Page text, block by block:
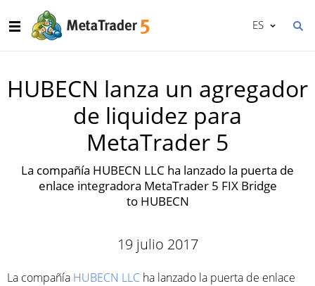
ES
HUBECN lanza un agregador
de liquidez para
MetaTrader 5
La compañía HUBECN LLC ha lanzado la puerta de
enlace integradora MetaTrader 5 FIX Bridge
to HUBECN
19 julio 2017
La compañía HUBECN LLC ha lanzado la puerta de enlace